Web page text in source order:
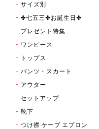
サイズ別
✤七五三✤お誕生日✤
プレゼント特集
ワンピース
トップス
パンツ・スカート
アウター
セットアップ
靴下
つけ襟 ケープ エプロン